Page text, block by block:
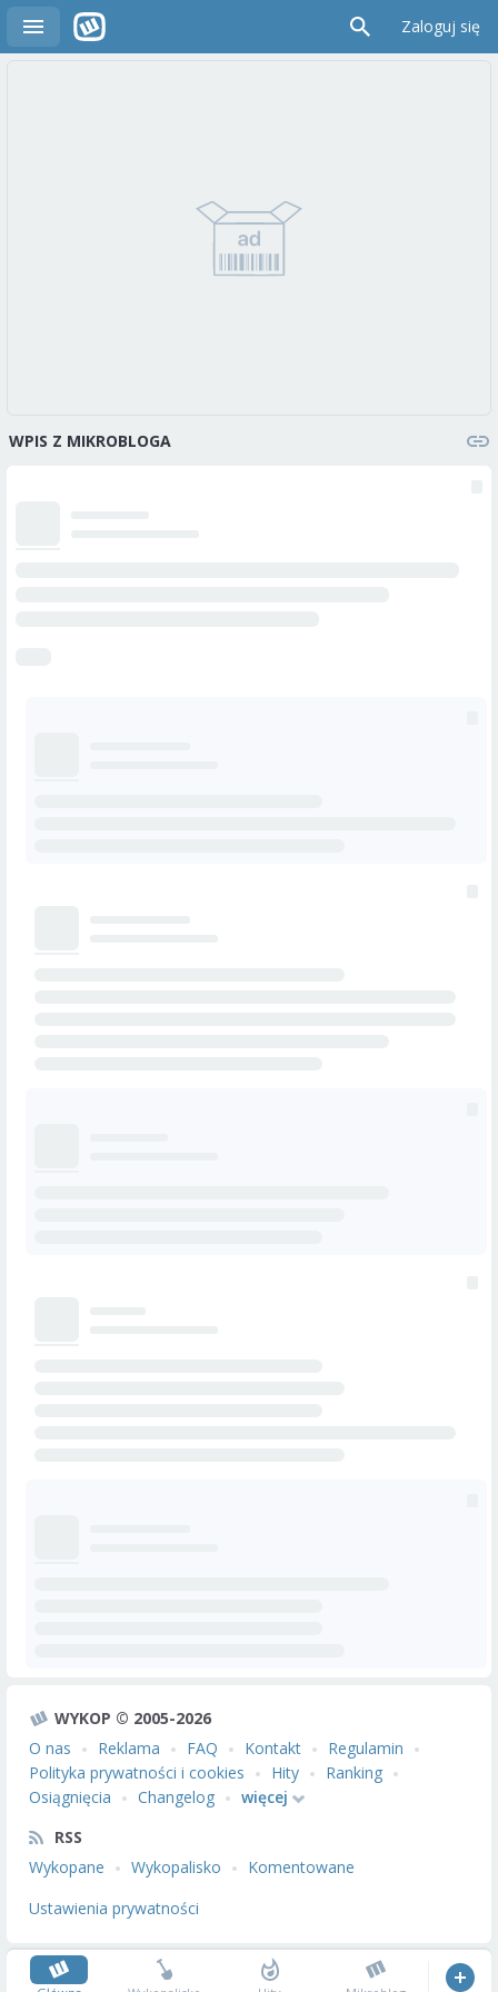
Zaloguj się
WPIS Z MIKROBLOGA
WYKOP © 2005-2026
O nas
Reklama FAQ Kontakt
Regulamin
Polityka prywatności i cookies
Hity
Ranking
Osiągnięcia
Changelog
więcej
RSS
Wykopane
Wykopalisko
Komentowane
Ustawienia prywatności